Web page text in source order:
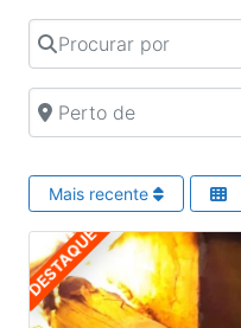
Procurar por
Perto de
Mais recente
DESTAQUE